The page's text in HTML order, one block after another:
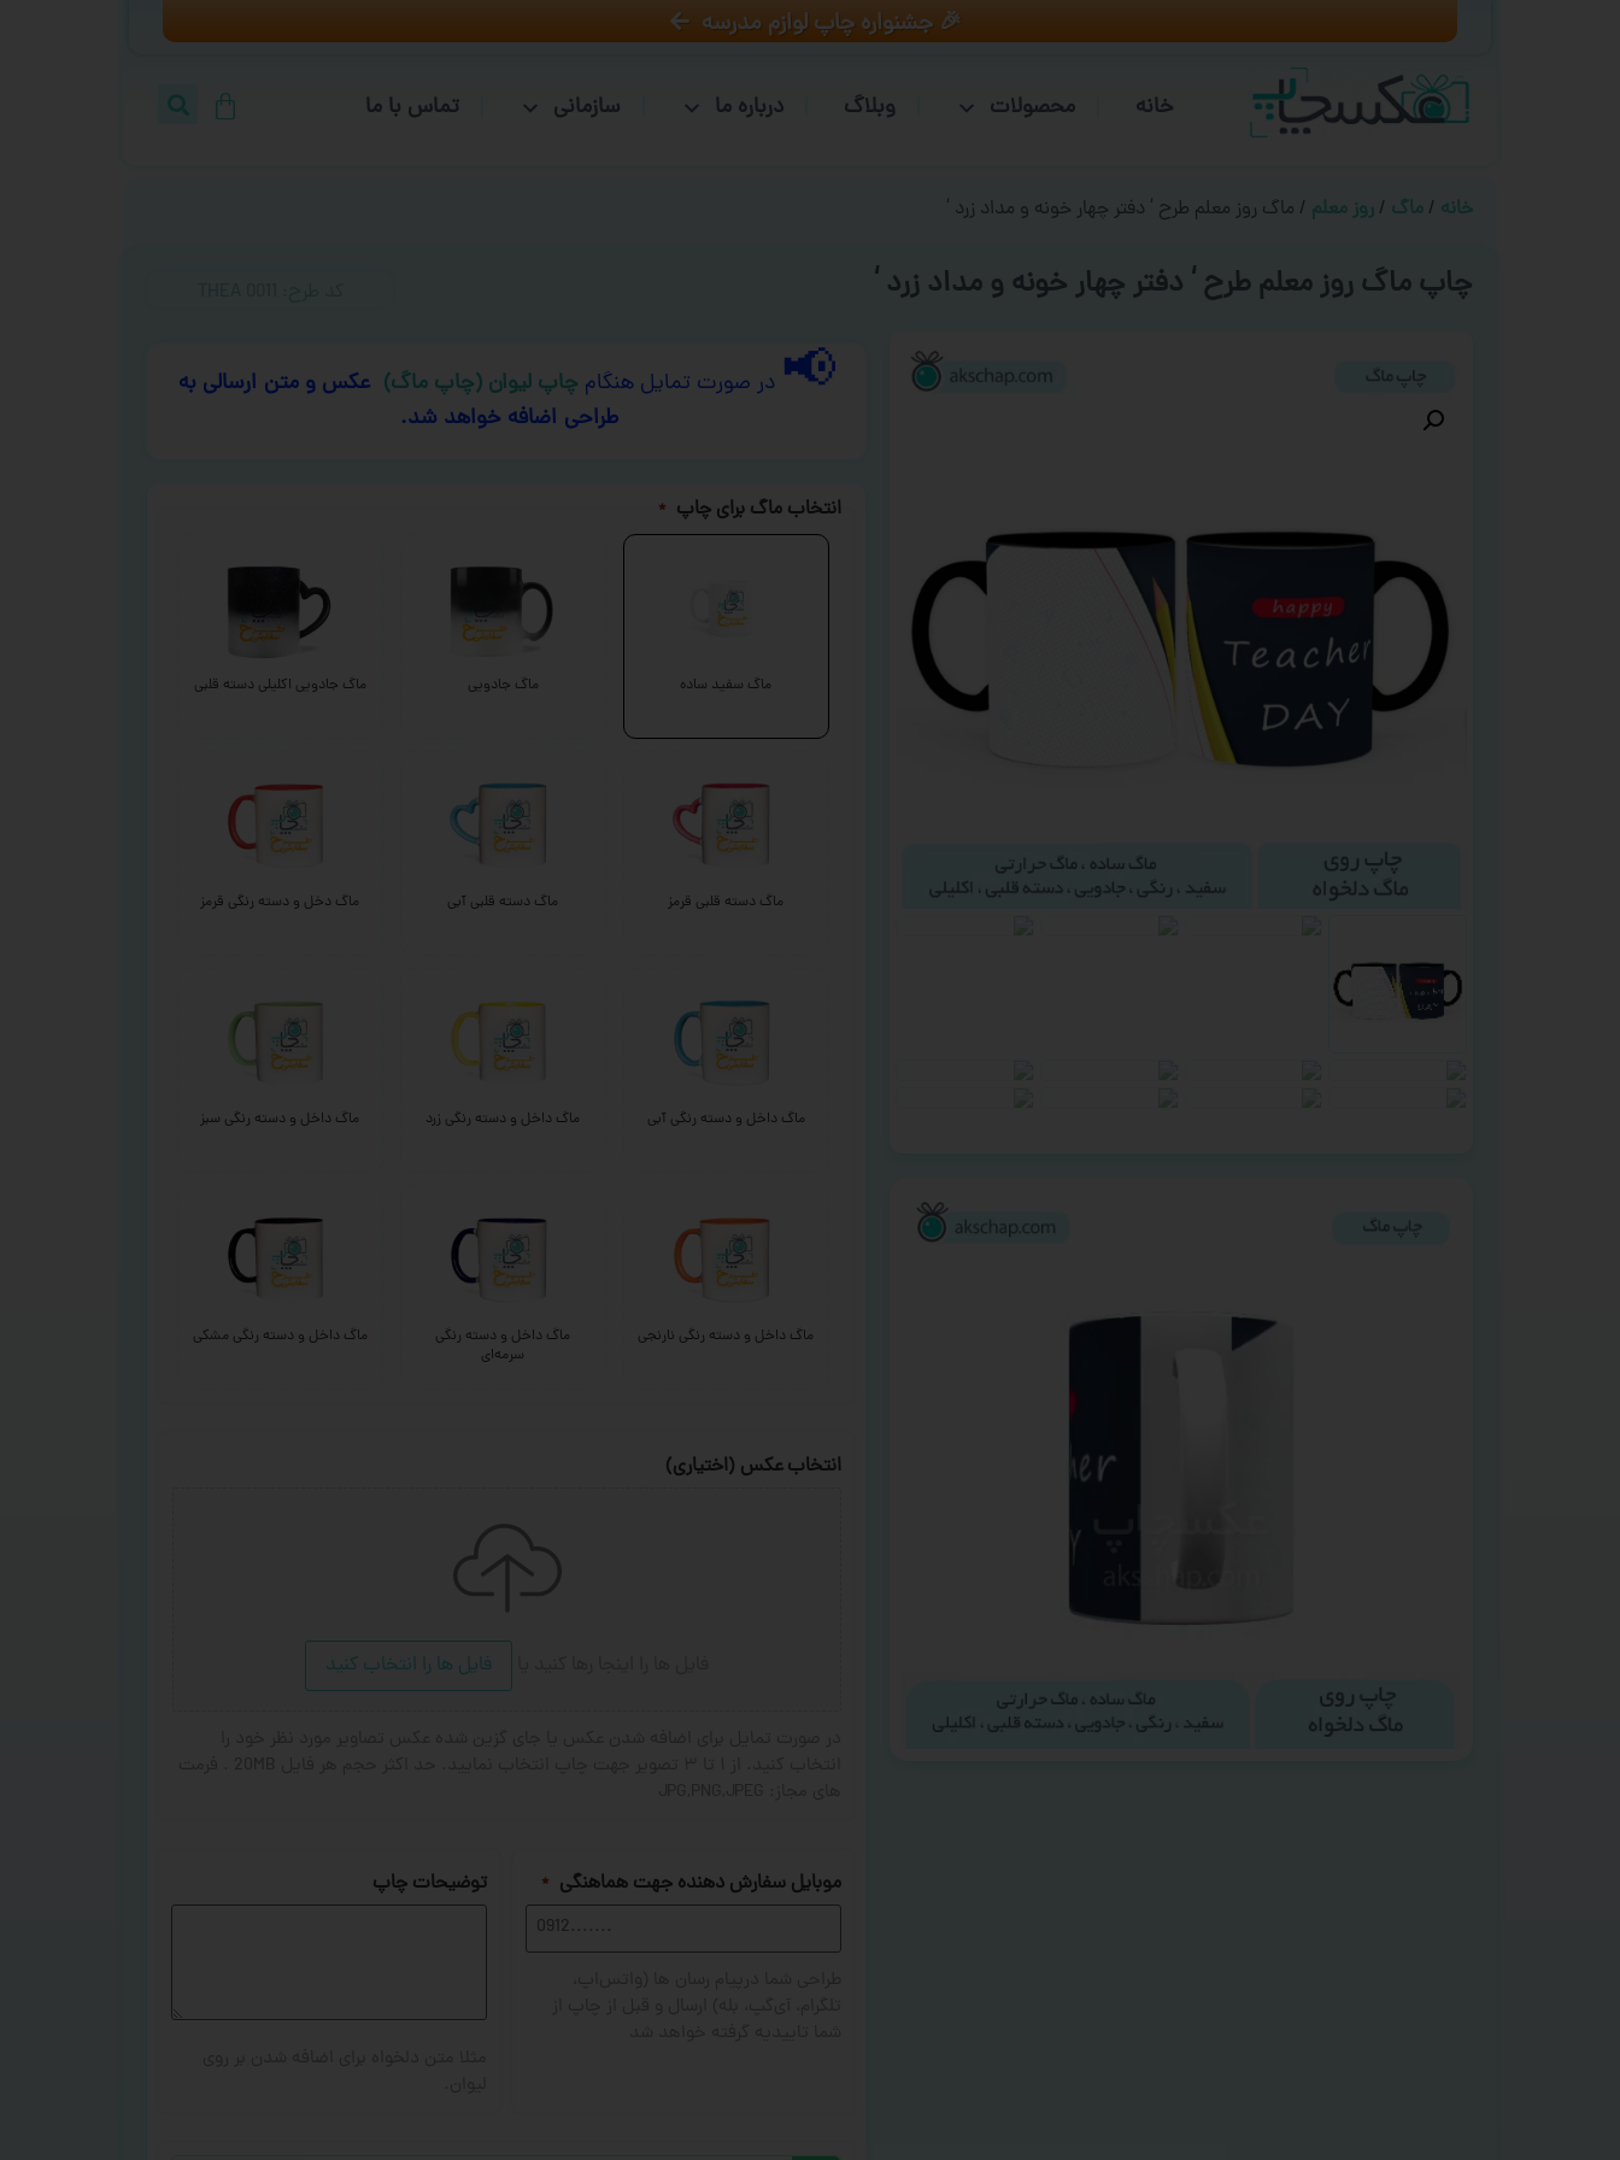
🎉 جشنواره چاپ لوازم مدرسه
خانه محصولات وبلاگ درباره ما سازمانی تماس با ما
خانه / ماگ / روز معلم / ماگ روز معلم طرح ‘ دفتر چهار خونه و مداد زرد ‘
چاپ ماگ روز معلم طرح ‘ دفتر چهار خونه و مداد زرد ‘
📢 در صورت تمایل هنگام چاپ لیوان (چاپ ماگ) عکس و متن ارسالی به
طراحی اضافه خواهد شد.
انتخاب ماگ برای چاپ *
ماگ سفید ساده ماگ جادویی ماگ جادویی اکلیلی دسته قلبی
ماگ دسته قلبی قرمز ماگ دسته قلبی آبی ماگ دخل و دسته رنگی قرمز
ماگ داخل و دسته رنگی آبی ماگ داخل و دسته رنگی زرد ماگ داخل و دسته رنگی سبز
ماگ داخل و دسته رنگی نارنجی
ماگ داخل و دسته رنگی
سرمه‌ای
ماگ داخل و دسته رنگی مشکی
انتخاب عکس (اختیاری)
فایل ها را انتخاب کنید
موبایل سفارش دهنده جهت هماهنگی * توضیحات چاپ